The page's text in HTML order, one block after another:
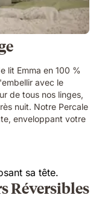
lit Emma en 100 %
avec le
de tous nos linges,
nuit. Notre Percale
enveloppant votre
Réversibles